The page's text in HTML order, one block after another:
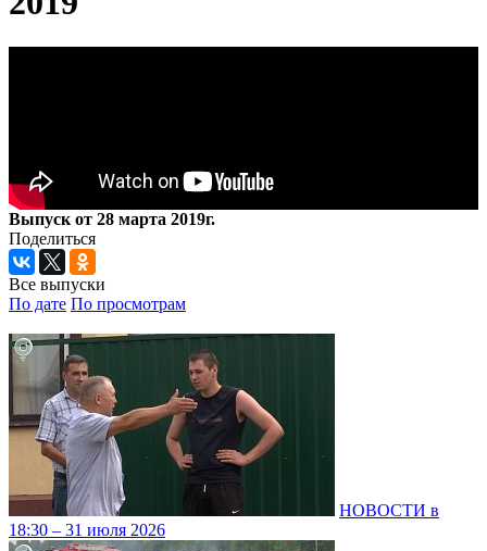
Выпуск от 28 марта 2019г.
Поделиться
Все выпуски
По дате По просмотрам
НОВОСТИ в
18:30 – 31 июля 2026